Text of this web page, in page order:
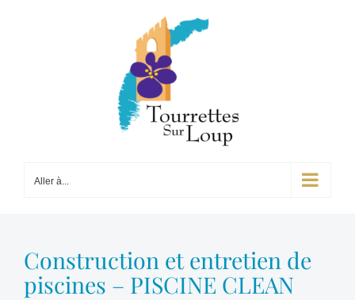
Aller à...
Construction et entretien de
piscines – PISCINE CLEAN